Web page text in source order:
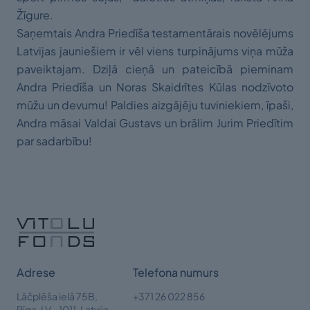
Žīgure.
Saņemtais Andra Priedīša testamentārais novēlējums
Latvijas jauniešiem ir vēl viens turpinājums viņa mūža
paveiktajam. Dziļā cieņā un pateicībā pieminam
Andra Priedīša un Noras Skaidrītes Kūlas nodzīvoto
mūžu un devumu! Paldies aizgājēju tuviniekiem, īpaši,
Andra māsai Valdai Gustavs un brālim Jurim Priedītim
par sadarbību!
Adrese
Lāčplēša ielā 75B,
Telefona numurs
+371 26 022 856